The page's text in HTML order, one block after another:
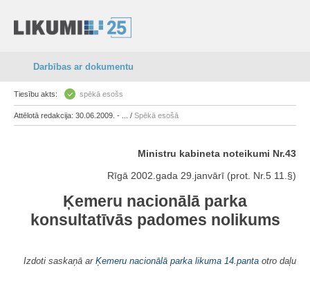
Darbības ar dokumentu
Tiesību akts: spēkā esošs
Attēlotā redakcija: 30.06.2009. - ... / Spēkā esošā
Ministru kabineta noteikumi Nr.43
Rīgā 2002.gada 29.janvārī (prot. Nr.5 11.§)
Ķemeru nacionālā parka
konsultatīvās padomes nolikums
Izdoti saskaņā ar Ķemeru nacionālā parka likuma 14.panta otro daļu